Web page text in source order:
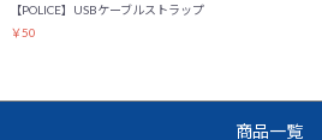
【POLICE】USBケーブルストラップ
￥50
商品一覧